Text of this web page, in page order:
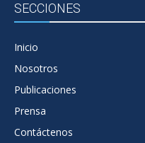
SECCIONES
Inicio
Nosotros
Publicaciones
Prensa
Contáctenos